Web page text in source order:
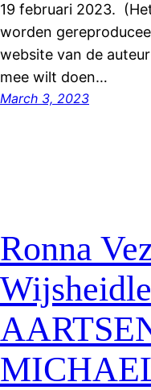
19 februari 2023.
worden
website van de
mee wilt doen…
March 3, 2023
Ronna